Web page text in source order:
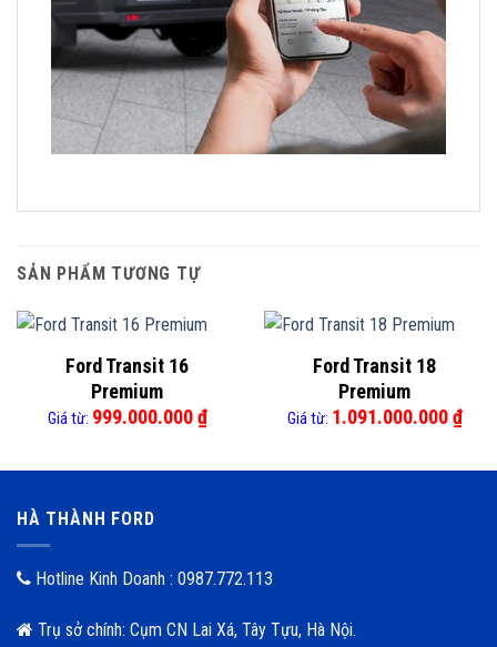
SẢN PHẨM TƯƠNG TỰ
Ford Transit 16
Premium
Giá từ: 999.000.000₫
Ford Transit 18
Premium
Giá từ: 1.091.000.000₫
HÀ THÀNH FORD
Hotline Kinh Doanh : 0987.772.113
Trụ sở chính: Cụm CN Lai Xá, Tây Tựu, Hà Nội.